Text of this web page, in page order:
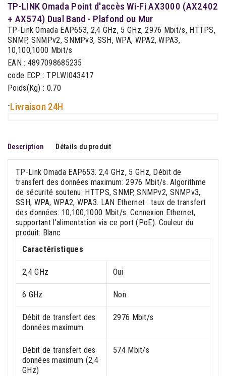
TP-LINK Omada Point d'accès Wi-Fi AX3000 (AX2402
+ AX574) Dual Band - Plafond ou Mur
TP-Link Omada EAP653, 2,4 GHz, 5 GHz, 2976 Mbit/s, HTTPS,
SNMP, SNMPv2, SNMPv3, SSH, WPA, WPA2, WPA3,
10,100,1000 Mbit/s
EAN : 4897098685235
code ECP : TPLWI043417
Poids(Kg) : 0.70
-Livraison 24H
Description Détails du produit
TP-Link Omada EAP653. 2,4 GHz, 5 GHz, Débit de
transfert des données maximum: 2976 Mbit/s. Algorithme
de sécurité soutenu: HTTPS, SNMP, SNMPv2, SNMPv3,
SSH, WPA, WPA2, WPA3. LAN Ethernet : taux de transfert
des données: 10,100,1000 Mbit/s. Connexion Ethernet,
supportant l'alimentation via ce port (PoE). Couleur du
produit: Blanc
Caractéristiques
2,4 GHz Oui
6 GHz Non
Débit de transfert des
données maximum
2976 Mbit/s
Débit de transfert des
données maximum (2,4
GHz)
574 Mbit/s